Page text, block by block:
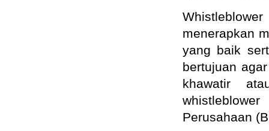
menerapkan
yang baik
bertujuan
khawatir
Perusahaan